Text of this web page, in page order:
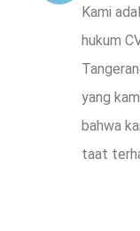
Kami
hukum
yang
bahwa
taat